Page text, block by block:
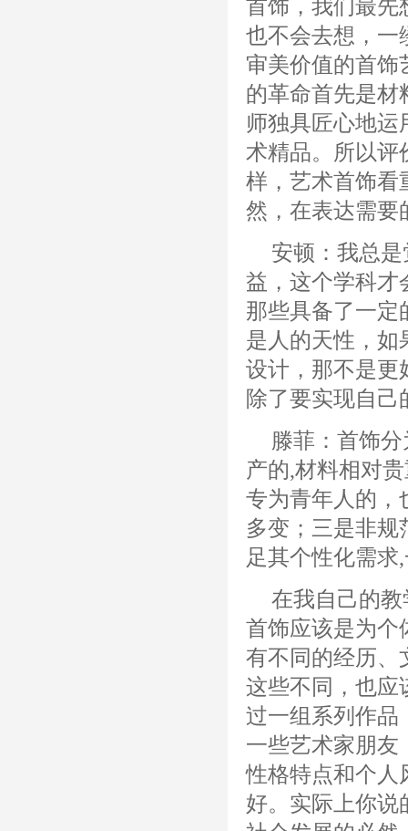
首饰，我们最先
也不会去想，一
审美价值的首饰
的革命首先是材
师独具匠心地
术精品。所以评
样，艺术首饰看
然，在表达需要
安顿：我总
益，这个学科才
那些具备了一定
是人的天性，如
设计，那不是更
除了要实现自己
滕菲：首饰
产的,材料相对
专为青年人的，
多变；三是非规
足其个性化需
在我自己的
首饰应该是为个
有不同的经历、
这些不同，也应
过一组系列作品
一些艺术家朋友
性格特点和个人
好。实际上你说